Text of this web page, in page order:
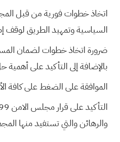
اتخاذ خطوات فورية من قبل
السياسية وتمهيد الطريق لوقف
بالإضافة إلى التأكيد على
الموافقة على الضغط على كافة
والرهائن والتي تستفيد منها